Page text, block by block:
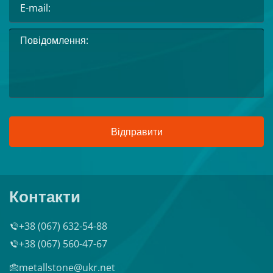
Відправити
Контакти
+38 (067) 632-54-88
+38 (067) 560-47-67
metallstone@ukr.net